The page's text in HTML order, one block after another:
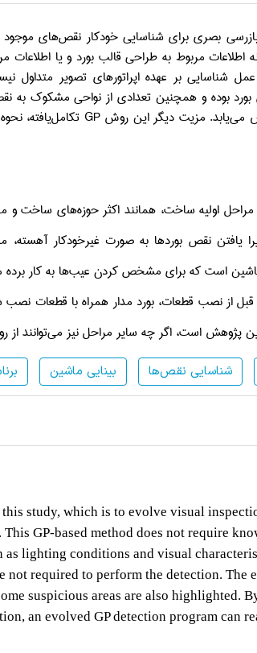
بصری برای شناسایی خودکار نقص‌های
اطلاعات مربوط به طراحی قالب بورد و یا اطلاعات
عمل شناسایی بر عهده اپراتورهای تصویر متداول
بوده و همچنین تعدادی از نواحی مشکوک به
می‌یابد. مزیت دیگر این روشGP تکامل‌یافته،
اولیهساخت، همانند اکثرحوزه‌های ساخت و
یافتن نقص بوردها به صورت غیرخودکار آهسته،
است که برای مشخص کردن عیب‌ها به کار
قبل از نصب قطعات، بورد مدار همراه با قطعات نصب
پژوهش است، اگر چهسایر مراحلنیز می‌تواننداز
بینایی ماشین شناسایی نقص‌ها
study, which is to evolve visual
GP-based method does not require
lighting conditions and visual
not required to perform the detection. The
suspicious areas are also highlighted.
an evolved GP detection program can